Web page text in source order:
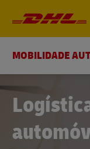
MOBILIDADE